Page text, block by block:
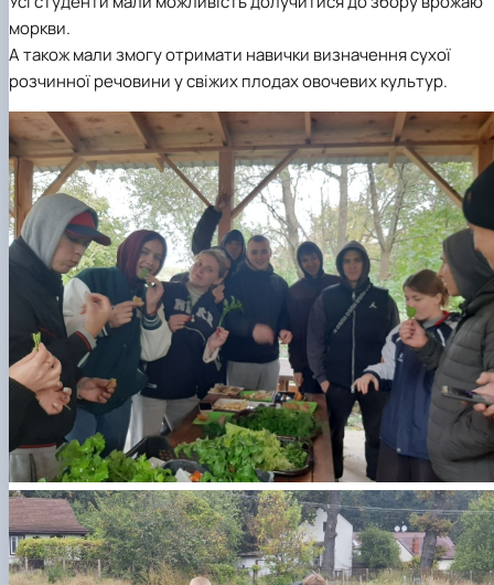
моркви.
А також мали змогу отримати навички визначення сухої
розчинної речовини у свіжих плодах овочевих культур.